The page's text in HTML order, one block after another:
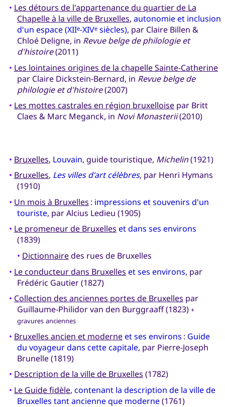
• Les détours de l'appartenance du quartier de La
Chapelle à la ville de Bruxelles, autonomie et inclusion
d'un espace (XIIe-XIVesiècles), par Claire Billen &
Chloé Deligne, in Revue belge de philologie et
d'histoire(2011)
• Les lointaines origines de la chapelle Sainte-Catherine
par Claire Dickstein-Bernard, in Revue belge de
philologie et d'histoire(2007)
• Les mottes castrales en région bruxelloisepar Britt
Claes & Marc Meganck, in Novi Monasterii(2010)
• Bruxelles, Louvain, guide touristique, Michelin(1921)
• Bruxelles, Les villes d'art célèbres, par Henri Hymans
(1910)
• Un mois à Bruxelles : impressions et souvenirs d'un
touriste, par Alcius Ledieu (1905)
• Le promeneur de Bruxelles et dans ses environs
(1839)
• Dictionnairedes rues de Bruxelles
• Le conducteur dans Bruxelles et ses environs, par
Frédéric Gautier (1827)
• Collection des anciennes portes de Bruxelles par
Guillaume-Philidor van den Burggraaff (1823) +
gravures anciennes
• Bruxelles ancien et moderneet ses environs : Guide
du voyageur dans cette capitale, par Pierre-Joseph
Brunelle (1819)
• Description de la ville de Bruxelles (1782)
• Le Guide fidèle, contenant la description de la ville de
Bruxelles tant ancienne que moderne(1761)